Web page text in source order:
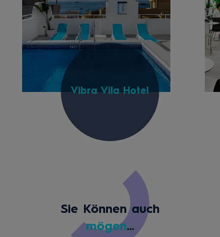
Vibra Vila Hotel
Sie Können auch
mögen...